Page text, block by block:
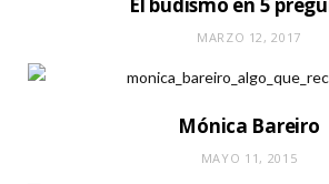
MARZO 12, 2017
Mónica Bareiro
MAYO 11, 2015